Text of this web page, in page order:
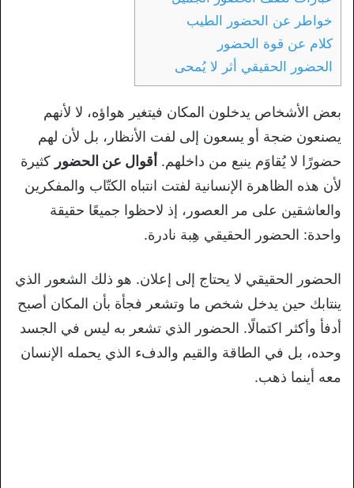
خواطر عن الحضور الطيب
كلام عن قوة الحضور
الحضور الحقيقي أثر لا يُمحى
بعض الأشخاص يدخلون المكان فيتغير هواؤه، لا لأنهم
يصنعون ضجة أو يسعون إلى لفت الأنظار، بل لأن لهم
حضورًا لا يُقاوَم ينبع من داخلهم. أقوال عن الحضور كثيرة
لأن هذه الظاهرة الإنسانية لفتت انتباه الكتّاب والمفكرين
والعاشقين على مر العصور، إذ لاحظوا جميعًا حقيقة
واحدة: الحضور الحقيقي هِبة نادرة.
الحضور الحقيقي لا يحتاج إلى إعلان. هو ذلك الشعور الذي
ينتابك حين يدخل شخص ما وتشعر فجأة بأن المكان أصبح
أدفأ وأكثر اكتمالًا. الحضور الذي تشعر به ليس في الجسد
وحده، بل في الطاقة والقيم والدفء الذي يحمله الإنسان
معه أينما ذهب.